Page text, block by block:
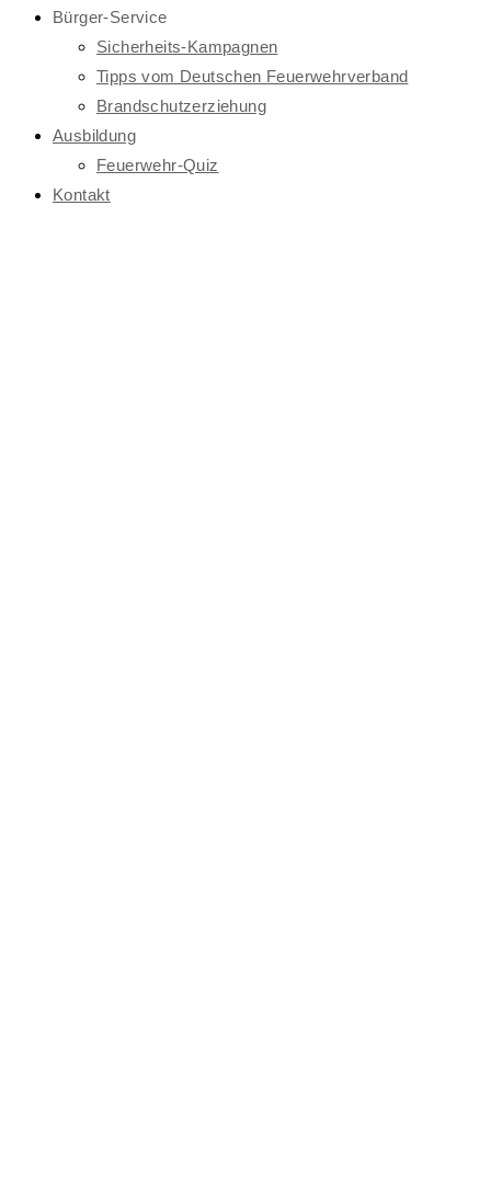
Bürger-Service
Sicherheits-Kampagnen
Tipps vom Deutschen Feuerwehrverband
Brandschutzerziehung
Ausbildung
Feuerwehr-Quiz
Kontakt